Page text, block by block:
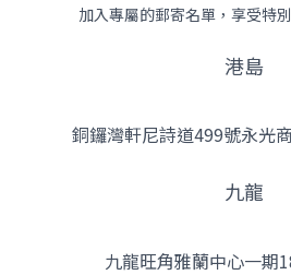
加入專屬的郵寄名單，享受特
港島
銅鑼灣軒尼詩道499號永光
九龍
九龍旺角雅蘭中心一期